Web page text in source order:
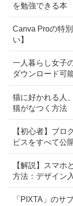
を勉強できる本
Canva Proの特
い】
一人暮らし女子
ダウンロード可能
猫に好かれる人
猫がなつく方法
【初心者】ブロ
ビスをすべて公
【解説】スマホ
方法：デザイン
「PIXTA」のサ